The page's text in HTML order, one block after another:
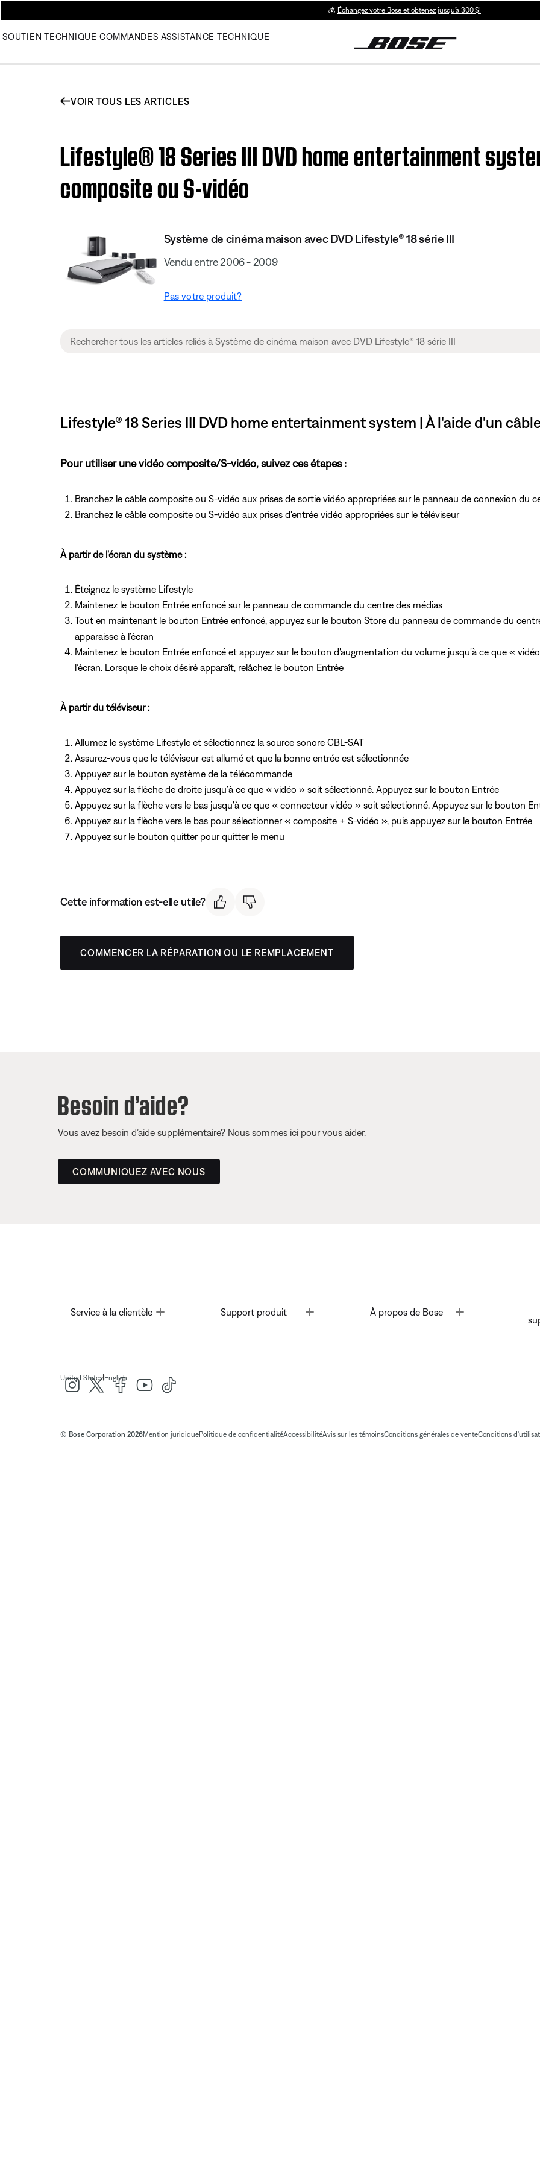
💰 Échangez votre Bose et obtenez jusqu’à 300 $!
SOUTIEN TECHNIQUE COMMANDES ASSISTANCE TECHNIQUE
VOIR TOUS LES ARTICLES
Lifestyle® 18 Series III DVD home entertainment
composite ou S-vidéo
Système de cinéma maison avec DVD Lifestyle® 18 série III
Vendu entre 2006 - 2009
Pas votre produit?
Lifestyle® 18 Series III DVD home entertainment system | À l'aide d'un
Pour utiliser une vidéo composite/S-vidéo, suivez ces étapes :
Branchez le câble composite ou S-vidéo aux prises de sortie vidéo appropriées sur le panneau de connexion du
Branchez le câble composite ou S-vidéo aux prises d'entrée vidéo appropriées sur le téléviseur
À partir de l'écran du système :
Éteignez le système Lifestyle
Maintenez le bouton Entrée enfoncé sur le panneau de commande du centre des médias
Tout en maintenant le bouton Entrée enfoncé, appuyez sur le bouton Store du panneau de commande du
apparaisse à l'écran
Maintenez le bouton Entrée enfoncé et appuyez sur le bouton d'augmentation du volume jusqu'à ce que «
l’écran. Lorsque le choix désiré apparaît, relâchez le bouton Entrée
À partir du téléviseur :
Allumez le système Lifestyle et sélectionnez la source sonore CBL-SAT
Assurez-vous que le téléviseur est allumé et que la bonne entrée est sélectionnée
Appuyez sur le bouton système de la télécommande
Appuyez sur la flèche de droite jusqu'à ce que « vidéo » soit sélectionné. Appuyez sur le bouton Entrée
Appuyez sur la flèche vers le bas jusqu'à ce que « connecteur vidéo » soit sélectionné. Appuyez sur le bouton
Appuyez sur la flèche vers le bas pour sélectionner « composite + S-vidéo », puis appuyez sur le bouton Entrée
Appuyez sur le bouton quitter pour quitter le menu
Cette information est-elle utile?
COMMENCER LA RÉPARATION OU LE REMPLACEMENT
Besoin d’aide?
Vous avez besoin d’aide supplémentaire? Nous sommes ici pour vous aider.
COMMUNIQUEZ AVEC NOUS
Service à la clientèle Toggle Support produit À propos de Bose Toggle
United States| English
© Bose Corporation 2026Mention juridiquePolitique de confidentialitéAccessibilitéAvis sur les témoinsConditions générales de venteConditions